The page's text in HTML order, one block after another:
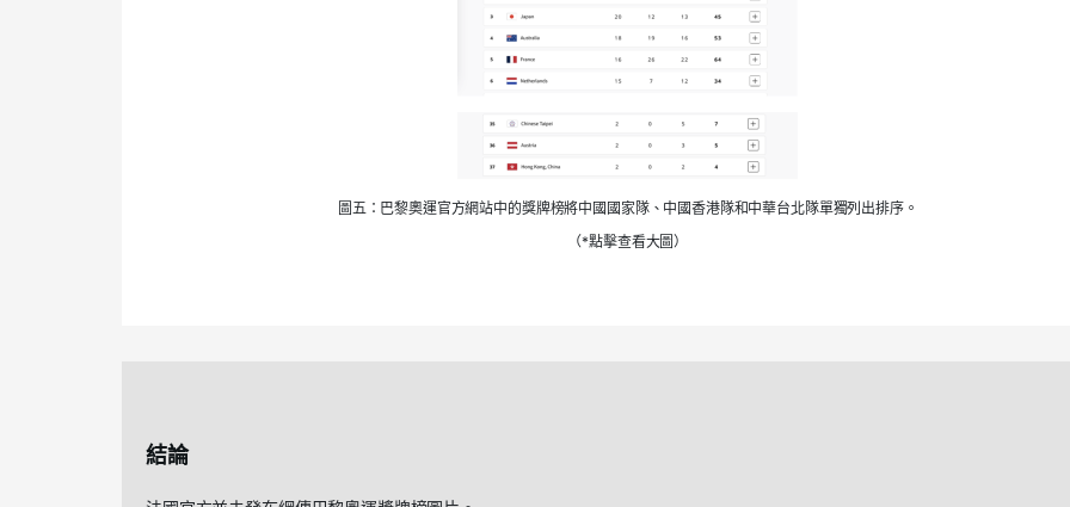
圖五：巴黎奧運官方網站中的獎牌榜將中國國家隊、中國香港隊和中華台北隊單獨列出排序。
（*點擊查看大圖）
結論